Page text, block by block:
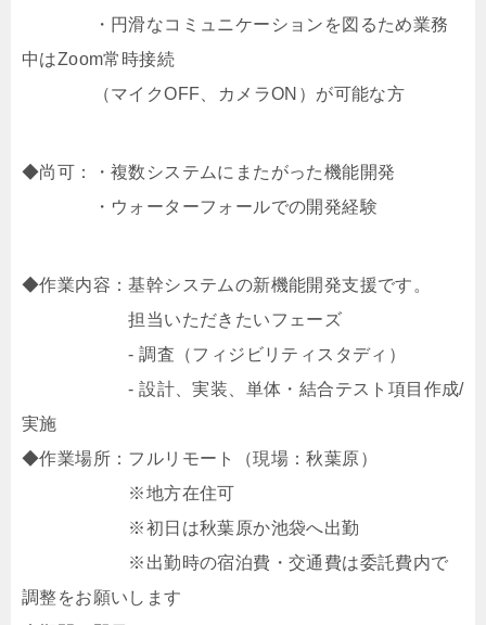
・円滑なコミュニケーションを図るため業務
中はZoom常時接続
（マイクOFF、カメラON）が可能な方
◆尚可：・複数システムにまたがった機能開発
・ウォーターフォールでの開発経験
◆作業内容：基幹システムの新機能開発支援です。
担当いただきたいフェーズ
- 調査（フィジビリティスタディ）
- 設計、実装、単体・結合テスト項目作成/
実施
◆作業場所：フルリモート（現場：秋葉原）
※地方在住可
※初日は秋葉原か池袋へ出勤
※出勤時の宿泊費・交通費は委託費内で
調整をお願いします